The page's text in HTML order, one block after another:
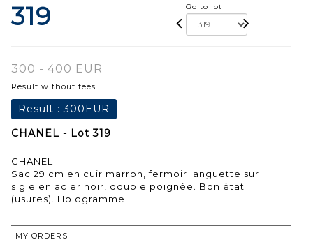
319 Go to lot
300 - 400 EUR
Result without fees
Result :300EUR
CHANEL - Lot 319
CHANEL
Sac 29 cm en cuir marron, fermoir languette sur
sigle en acier noir, double poignée. Bon état
(usures). Hologramme.
MY ORDERS